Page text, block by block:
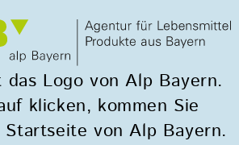
Logo von Alp Bayern.
klicken, kommen Sie
von Alp Bayern.